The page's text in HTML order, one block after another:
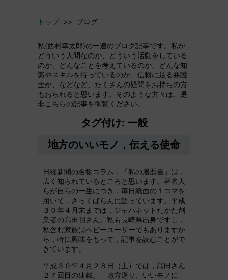
トップ>> ブログ
私(西村幸太郎)の一連のブログ記事です。私が
どういう人間なのか、どういう活動をしている
のか、どんなことを考えているのか、どんな知
識やスキルを持っているのか、信頼に足る弁護
士か、などなど、たくさんの疑問をお持ちの方
もおられると思います。そのような方々は、是
非こちらの記事を御覧ください。
タグ付け: 一般
地方のいいモノ，伝える使命
日経新聞の名物コラム，「私の履歴書」は，
広く知られているところと思います。著名人
らが自らの一生につき，毎日紙面の１コマを
用いて，ざっくばらんに語っています。平成
３０年４月末までは，ジャパネットたかた創
業者の高田明さん。私も長崎県出身ですし，
私含む家族はヘビーユーザーでもありますか
ら，特に興味をもって，記事を読むことがで
きています。
平成３０年４月２８日（土）では，高田さん
２７回目の連載。「地方巡り、いいモノに